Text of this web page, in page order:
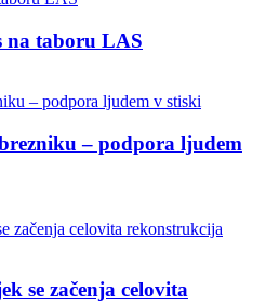
na taboru LAS
– podpora ljudem
se začenja celovita